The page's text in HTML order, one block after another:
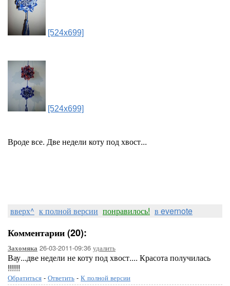
[524x699]
[524x699]
Вроде все. Две недели коту под хвост...
вверх^ к полной версии понравилось! в evernote
Комментарии (20):
Захомяка 26-03-2011-09:36 удалить
Вау...две недели не коту под хвост.... Красота получилась
!!!!!!
Обратиться - Ответить - К полной версии